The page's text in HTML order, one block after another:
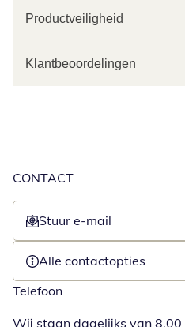
Productveiligheid
Klantbeoordelingen
CONTACT
Stuur e-mail
Opent e-mailclient
Alle contactopties
Telefoon
Wij staan dagelijks van